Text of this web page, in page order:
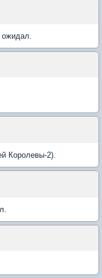
ожидал.
Королевы-2).